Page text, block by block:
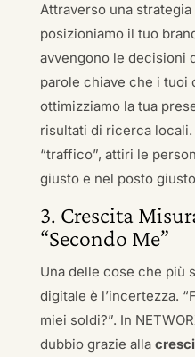
Attraverso una strategia
posizioniamo il tuo
avvengono le decisioni
parole chiave che i tuoi
ottimizziamo la tua
risultati di ricerca
“traffico”, attiri le
giusto e nel posto
3. Crescita
“Secondo Me”
Una delle cose che più
digitale è l’incertezza.
miei soldi?”. In
dubbio grazie alla